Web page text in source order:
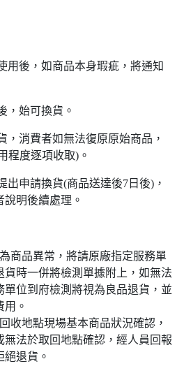
後，如商品本身瑕疵，將通知
始可換貨。
消費者如無法復原原始商品，
程度逐項收取)。
申請換貨(商品送達後7日後)，
明後續處理。
商品異常，將請原廠指定服務單
時一併將檢測單據附上，如無法
單位到府檢測將視為良品退貨，並
。
收地點現場基本商品狀況確認，
法於取回地點確認，經人員回報
退貨。